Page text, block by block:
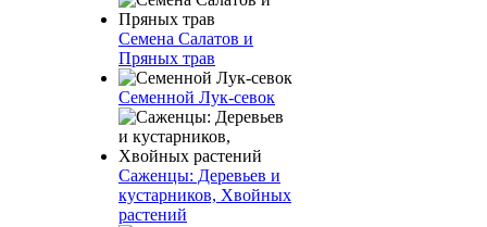
Семена Салатов и
Пряных трав
Семенной Лук-севок
Саженцы: Деревьев и
кустарников, Хвойных
растений